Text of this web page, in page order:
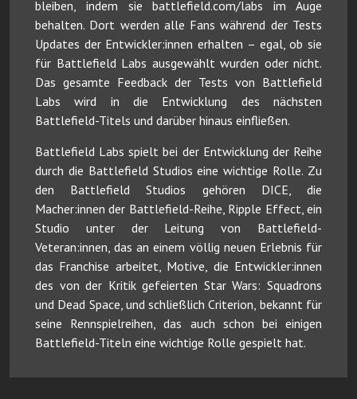
bleiben, indem sie battlefield.com/labs im Auge
behalten. Dort werden alle Fans während der Tests
Updates der Entwickler:innen erhalten – egal, ob sie
für Battlefield Labs ausgewählt wurden oder nicht.
Das gesamte Feedback der Tests von Battlefield
Labs wird in die Entwicklung des nächsten
Battlefield-Titels und darüber hinaus einfließen.
Battlefield Labs spielt bei der Entwicklung der Reihe
durch die Battlefield Studios eine wichtige Rolle. Zu
den Battlefield Studios gehören DICE, die
Macher:innen der Battlefield-Reihe, Ripple Effect, ein
Studio unter der Leitung von Battlefield-
Veteran:innen, das an einem völlig neuen Erlebnis für
das Franchise arbeitet, Motive, die Entwickler:innen
des von der Kritik gefeierten Star Wars: Squadrons
und Dead Space, und schließlich Criterion, bekannt für
seine Rennspielreihen, das auch schon bei einigen
Battlefield-Titeln eine wichtige Rolle gespielt hat.